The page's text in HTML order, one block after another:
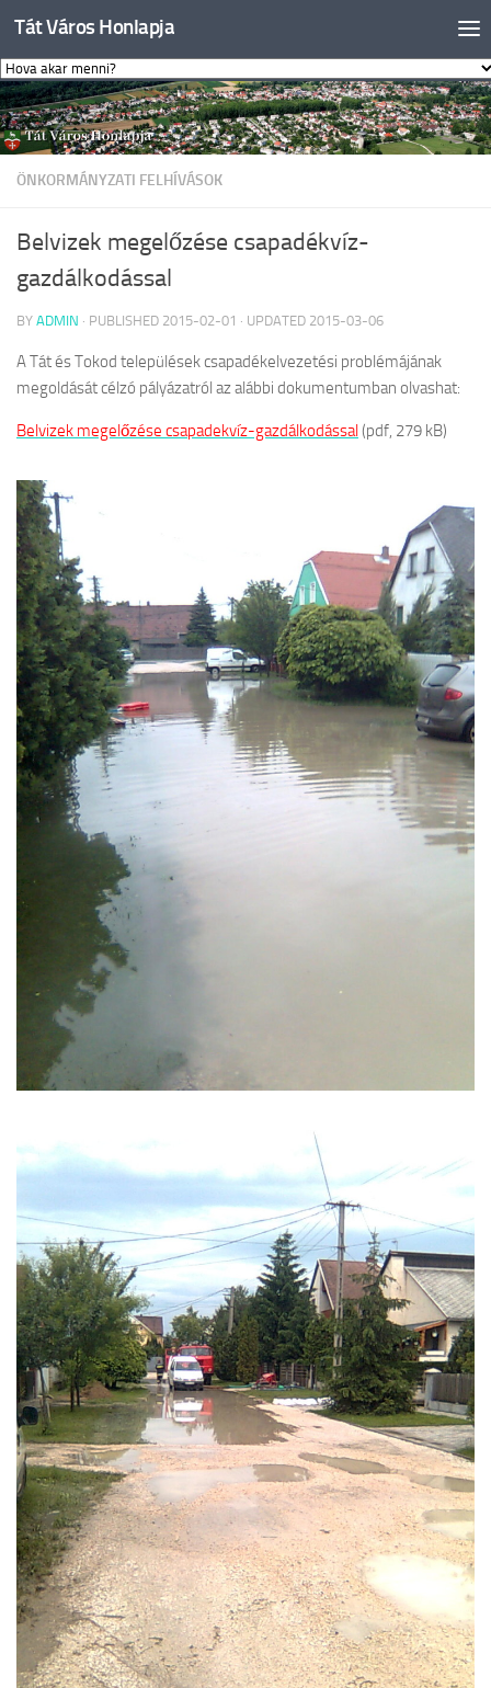
Skip to content
Tát Város Honlapja
ÖNKORMÁNYZATI FELHÍVÁSOK
Belvizek megelőzése csapadékvíz-
gazdálkodással
BY ADMIN · PUBLISHED 2015-02-01 · UPDATED 2015-03-06
A Tát és Tokod települések csapadékelvezetési problémájának
megoldását célzó pályázatról az alábbi dokumentumban olvashat:
Belvizek megelőzése csapadekvíz-gazdálkodással(pdf, 279 kB)